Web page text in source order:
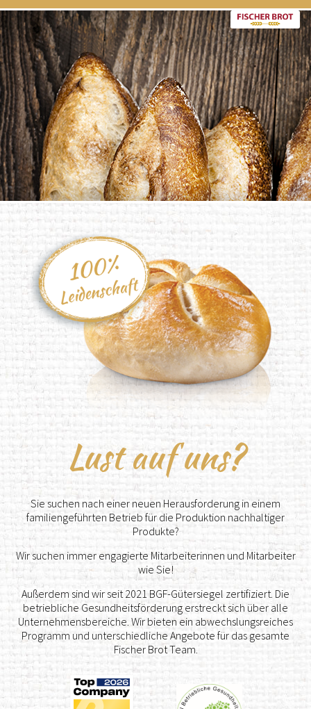
Lust auf uns?
Sie suchen nach einer neuen Herausforderung in einem
familiengeführten Betrieb für die Produktion nachhaltiger
Produkte?
Wir suchen immer engagierte Mitarbeiterinnen und Mitarbeiter
wie Sie!
Außerdem sind wir seit 2021 BGF-Gütersiegel zertifiziert. Die
betriebliche Gesundheitsförderung erstreckt sich über alle
Unternehmensbereiche. Wir bieten ein abwechslungsreiches
Programm und unterschiedliche Angebote für das gesamte
Fischer Brot Team.